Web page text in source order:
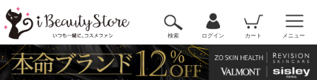
検索 ログイン カート メニュー